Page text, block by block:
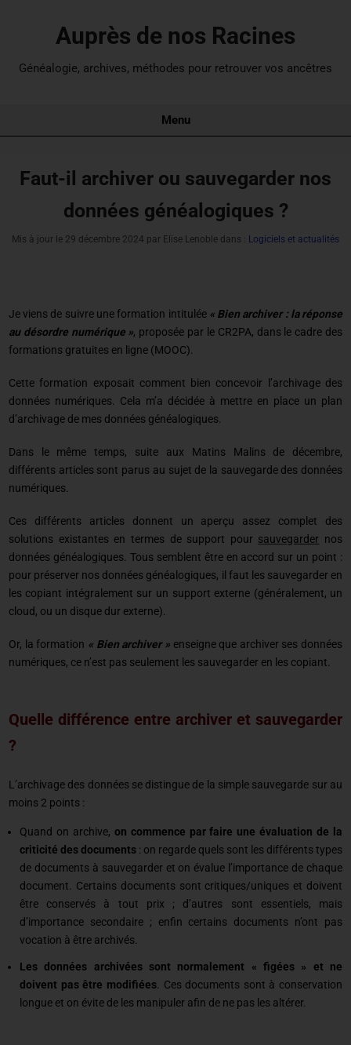
Auprès de nos Racines
Généalogie, archives, méthodes pour retrouver vos ancêtres
Menu
Faut-il archiver ou sauvegarder nos
données généalogiques ?
Mis à jour le 29 décembre 2024 par Elise Lenoble dans : Logiciels et actualités
Je viens de suivre une formation intitulée « Bien archiver : la réponse
au désordre numérique », proposée par le CR2PA, dans le cadre des
formations gratuites en ligne (MOOC).
Cette formation exposait comment bien concevoir l’archivage des
données numériques. Cela m’a décidée à mettre en place un plan
d’archivage de mes données généalogiques.
Dans le même temps, suite aux Matins Malins de décembre,
différents articles sont parus au sujet de la sauvegarde des données
numériques.
Ces différents articles donnent un aperçu assez complet des
solutions existantes en termes de support pour sauvegarder nos
données généalogiques. Tous semblent être en accord sur un point :
pour préserver nos données généalogiques, il faut les sauvegarder en
les copiant intégralement sur un support externe (généralement, un
cloud, ou un disque dur externe).
Or, la formation « Bien archiver »enseigne que archiver ses données
numériques, ce n’est pas seulement les sauvegarder en les copiant.
Quelle différence entre archiver et sauvegarder
?
L’archivage des données se distingue de la simple sauvegarde sur au
moins 2 points :
Quand on archive, on commence par faire une évaluation de la
criticité des documents: on regarde quels sont les différents types
de documents à sauvegarder et on évalue l’importance de chaque
document. Certains documents sont critiques/uniques et doivent
être conservés à tout prix ; d’autres sont essentiels, mais
d’importance secondaire ; enfin certains documents n’ont pas
vocation à être archivés.
Les données archivées sont normalement « figées » et ne
doivent pas être modifiées. Ces documents sont à conservation
longue et on évite de les manipuler afin de ne pas les altérer.